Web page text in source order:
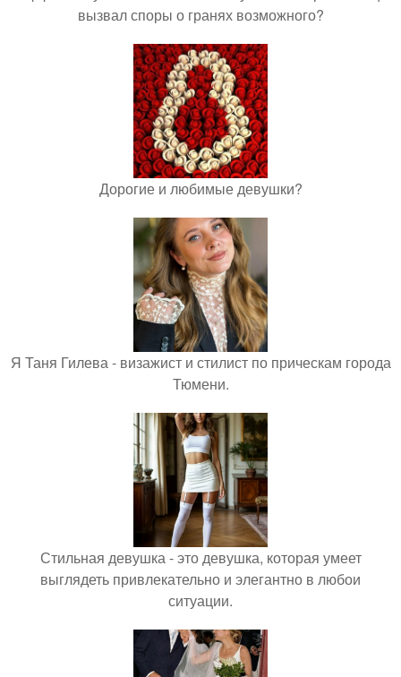
вызвал споры о гранях возможного?
Дорогие и любимые девушки?
Я Таня Гилева - визажист и стилист по прическам города
Тюмени.
Стильная девушка - это девушка, которая умеет
выглядеть привлекательно и элегантно в любои
ситуации.